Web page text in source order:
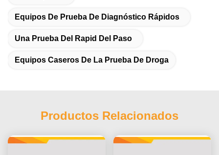
Equipos De Prueba De Diagnóstico Rápidos
Una Prueba Del Rapid Del Paso
Equipos Caseros De La Prueba De Droga
Productos Relacionados